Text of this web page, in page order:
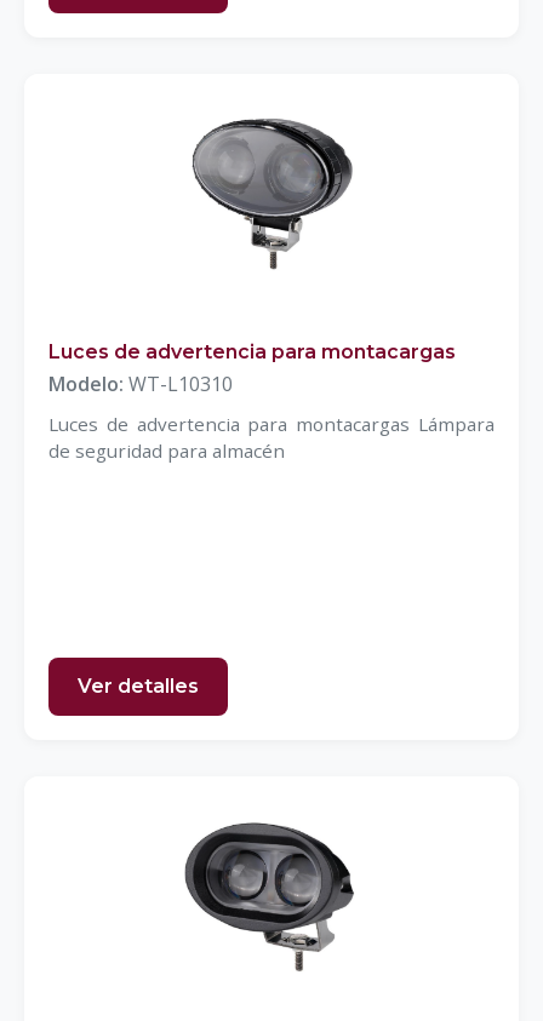
Luces de advertencia para montacargas
Modelo: WT-L10310
Luces de advertencia para montacargas Lámpara
de seguridad para almacén
Ver detalles